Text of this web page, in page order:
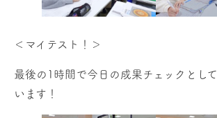
＜マイテスト！＞
最後の1時間で今日の成果チェックとし
います！